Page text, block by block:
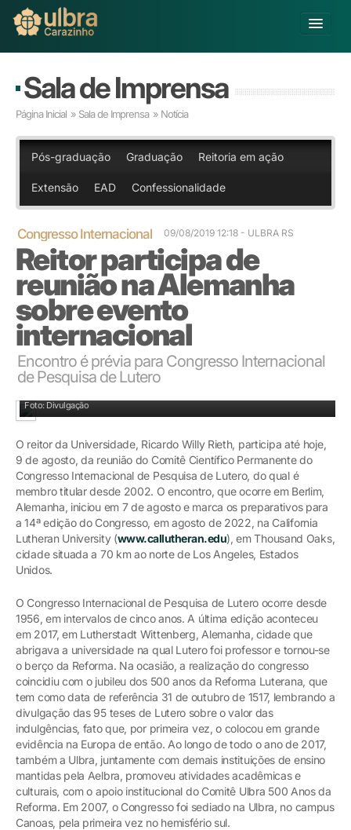
Buscar
Já sou Aluno
Matricule-se
Educação Básica
Graduação
Pós-graduação
Educação a Distância
Pesquisa
Extensão
Infraestrutura e Serviços
Inovação
Sobre a ULBRA
Sala de Imprensa
Página Inicial » Sala de Imprensa » Notícia
Pós-graduação Graduação Reitoria em ação
Extensão EAD Confessionalidade
Congresso Internacional 09/08/2019 12:18 - ULBRA RS
Reitor participa de
reunião na Alemanha
sobre evento
internacional
Encontro é prévia para Congresso Internacional
de Pesquisa de Lutero
Foto: Divulgação
O reitor da Universidade, Ricardo Willy Rieth, participa até hoje,
9 de agosto, da reunião do Comitê Científico Permanente do
Congresso Internacional de Pesquisa de Lutero, do qual é
membro titular desde 2002. O encontro, que ocorre em Berlim,
Alemanha, iniciou em 7 de agosto e marca os preparativos para
a 14ª edição do Congresso, em agosto de 2022, na California
Lutheran University (www.callutheran.edu), em Thousand Oaks,
cidade situada a 70 km ao norte de Los Angeles, Estados
Unidos.
O Congresso Internacional de Pesquisa de Lutero ocorre desde
1956, em intervalos de cinco anos. A última edição aconteceu
em 2017, em Lutherstadt Wittenberg, Alemanha, cidade que
abrigava a universidade na qual Lutero foi professor e tornou-se
o berço da Reforma. Na ocasião, a realização do congresso
coincidiu com o jubileu dos 500 anos da Reforma Luterana, que
tem como data de referência 31 de outubro de 1517, lembrando a
divulgação das 95 teses de Lutero sobre o valor das
indulgências, fato que, por primeira vez, o colocou em grande
evidência na Europa de então. Ao longo de todo o ano de 2017,
também a Ulbra, juntamente com demais instituições de ensino
mantidas pela Aelbra, promoveu atividades acadêmicas e
culturais, com o apoio institucional do Comitê Ulbra 500 Anos da
Reforma. Em 2007, o Congresso foi sediado na Ulbra, no campus
Canoas, pela primeira vez no hemisfério sul.